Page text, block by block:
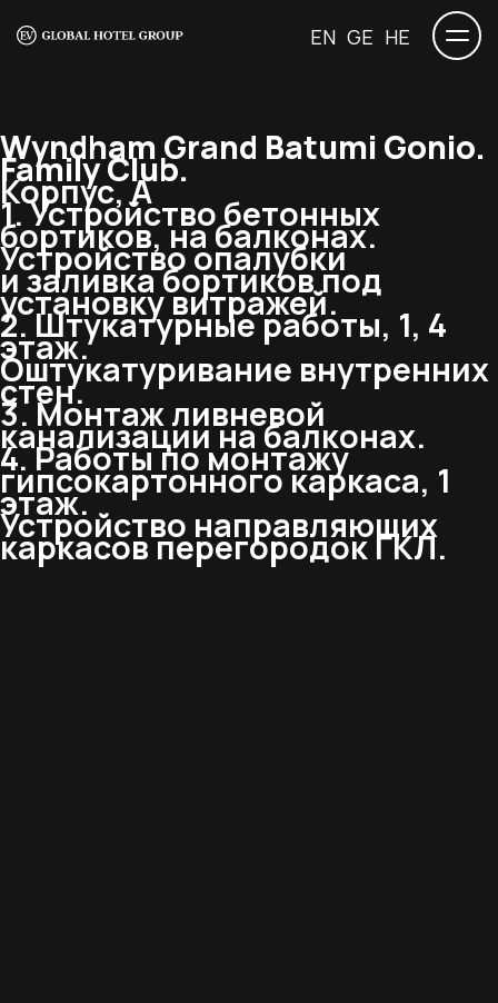
EN GE HE
Wyndham Grand Batumi Gonio.
Family Club.
Корпус, А
1. Устройство бетонных
бортиков, на балконах.
Устройство опалубки
и заливка бортиков под
установку витражей.
2. Штукатурные работы, 1, 4
этаж.
Оштукатуривание внутренних
стен.
3. Монтаж ливневой
канализации на балконах.
4. Работы по монтажу
гипсокартонного каркаса, 1
этаж.
Устройство направляющих
каркасов перегородок ГКЛ.